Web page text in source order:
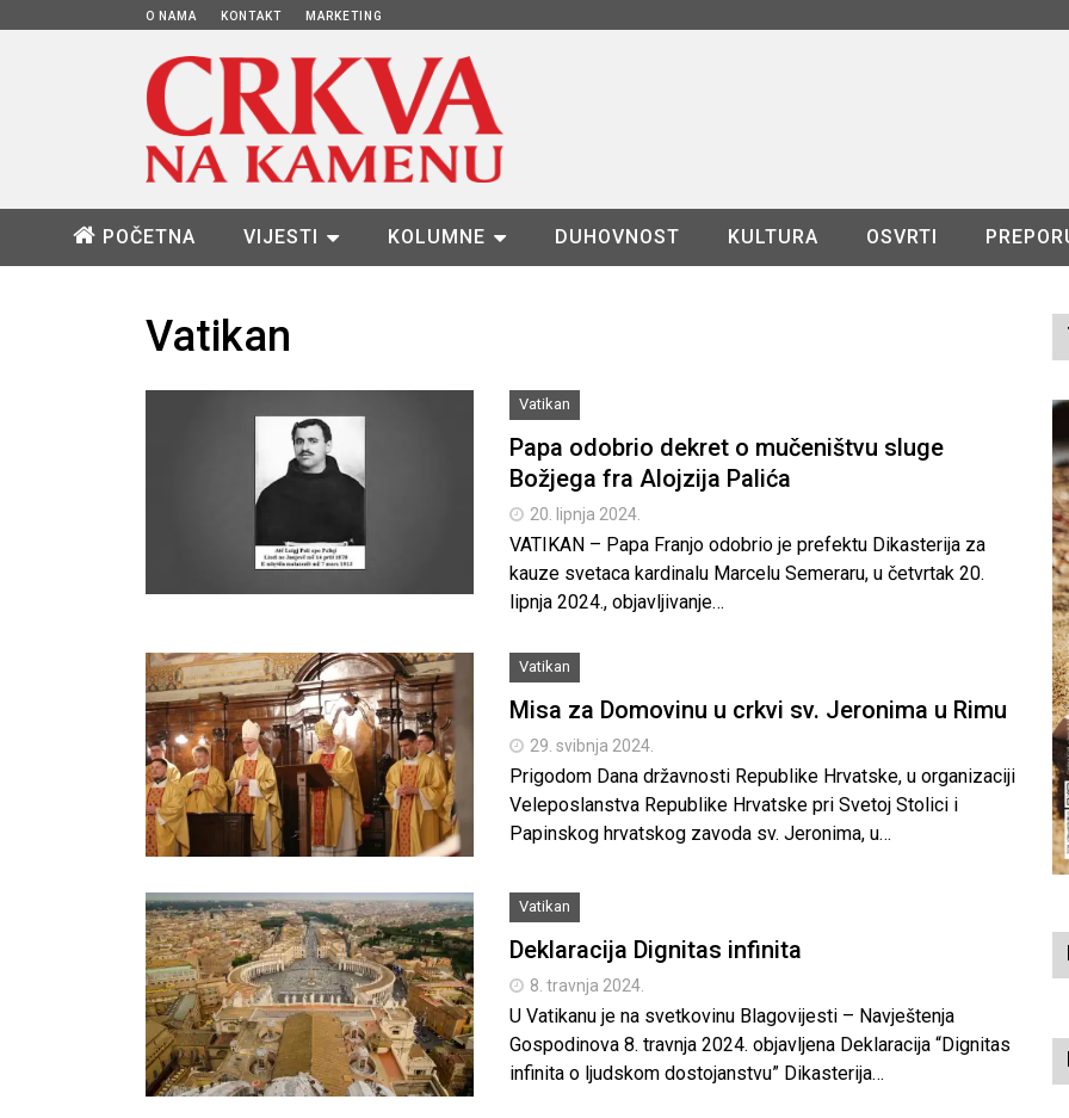
O NAMA KONTAKT MARKETING
POČETNA VIJESTI KOLUMNE DUHOVNOST KULTURA OSVRTI
Vatikan
Vatikan
Papa odobrio dekret o mučeništvu sluge
Božjega fra Alojzija Palića
20. lipnja 2024.
VATIKAN – Papa Franjo odobrio je prefektu Dikasterija za
kauze svetaca kardinalu Marcelu Semeraru, u četvrtak 20.
lipnja 2024., objavljivanje…
Vatikan
Misa za Domovinu u crkvi sv. Jeronima u Rimu
29. svibnja 2024.
Prigodom Dana državnosti Republike Hrvatske, u organizaciji
Veleposlanstva Republike Hrvatske pri Svetoj Stolici i
Papinskog hrvatskog zavoda sv. Jeronima, u…
Vatikan
Deklaracija Dignitas infinita
8. travnja 2024.
U Vatikanu je na svetkovinu Blagovijesti – Navještenja
Gospodinova 8. travnja 2024. objavljena Deklaracija “Dignitas
infinita o ljudskom dostojanstvu” Dikasterija…